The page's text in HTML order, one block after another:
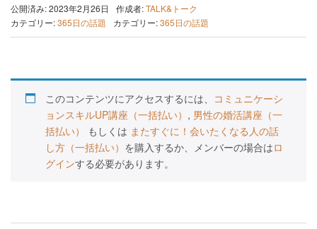
公開済み: 2023年2月26日 作成者:TALK&トーク
カテゴリー:365日の話題 カテゴリー:365日の話題
このコンテンツにアクセスするには、 コミュニケーシ
ョンスキルUP講座（一括払い） , 男性の婚活講座（一
括払い）
もしくは またすぐに！会いたくなる人の話
し方（一括払い） を購入するか、メンバーの場合はロ
グインする必要があります。